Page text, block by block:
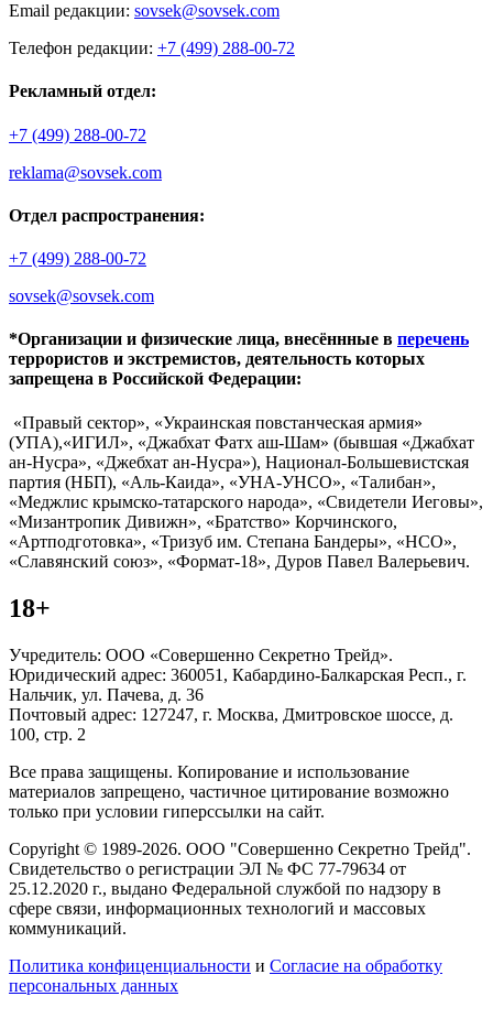
Email редакции: sovsek@sovsek.com
Телефон редакции: +7 (499) 288-00-72
Рекламный отдел:
+7 (499) 288-00-72
reklama@sovsek.com
Отдел распространения:
+7 (499) 288-00-72
sovsek@sovsek.com
*Организации и физические лица, внесённные в перечень
террористов и экстремистов, деятельность которых
запрещена в Российской Федерации:
«Правый сектор», «Украинская повстанческая армия»
(УПА),«ИГИЛ», «Джабхат Фатх аш-Шам» (бывшая «Джабхат
ан-Нусра», «Джебхат ан-Нусра»), Национал-Большевистская
партия (НБП), «Аль-Каида», «УНА-УНСО», «Талибан»,
«Меджлис крымско-татарского народа», «Свидетели Иеговы»,
«Мизантропик Дивижн», «Братство» Корчинского,
«Артподготовка», «Тризуб им. Степана Бандеры», «НСО»,
«Славянский союз», «Формат-18», Дуров Павел Валерьевич.
18+
Учредитель: ООО «Совершенно Секретно Трейд».
Юридический адрес: 360051, Кабардино-Балкарская Респ., г.
Нальчик, ул. Пачева, д. 36
Почтовый адрес: 127247, г. Москва, Дмитровское шоссе, д.
100, стр. 2
Все права защищены. Копирование и использование
материалов запрещено, частичное цитирование возможно
только при условии гиперссылки на сайт.
Copyright © 1989-2026. ООО "Совершенно Секретно Трейд".
Свидетельство о регистрации ЭЛ № ФС 77-79634 от
25.12.2020 г., выдано Федеральной службой по надзору в
сфере связи, информационных технологий и массовых
коммуникаций.
Политика конфиценциальности и Согласие на обработку
персональных данных